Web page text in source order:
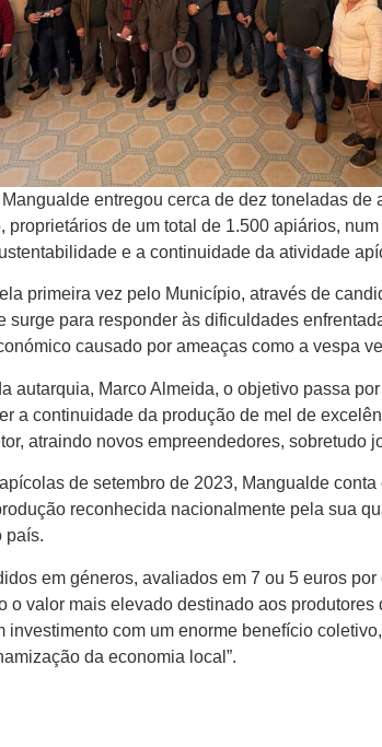
entregou cerca de dez toneladas de
proprietários de um total de 1.500 apiários,
e a continuidade da atividade
primeira vez pelo Município, através de
surge para responder às dificuldades
causado por ameaças como a vespa
autarquia, Marco Almeida, o objetivo passa
a continuidade da produção de mel de
atraindo novos empreendedores, sobretudo
de setembro de 2023, Mangualde
reconhecida nacionalmente pela sua
país.
em géneros, avaliados em 7 ou 5 euros
o valor mais elevado destinado aos produtores
investimento com um enorme benefício
da economia local”.